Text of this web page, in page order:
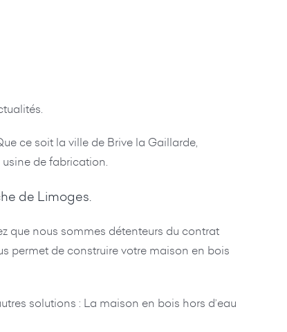
ce soit la ville de Brive la Gaillarde,
de fabrication.
de Limoges.
que nous sommes détenteurs du contrat
permet de construire votre maison en bois
solutions : La maison en bois hors d’eau